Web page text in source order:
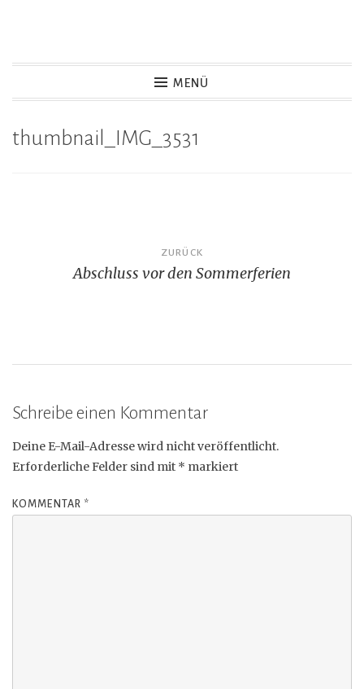
MENÜ
thumbnail_IMG_3531
Beitragsnavigation
ZURÜCK
Abschluss vor den Sommerferien
Schreibe einen Kommentar
Deine E-Mail-Adresse wird nicht veröffentlicht.
Erforderliche Felder sind mit * markiert
KOMMENTAR *